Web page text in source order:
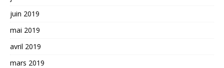
juin 2019
mai 2019
avril 2019
mars 2019